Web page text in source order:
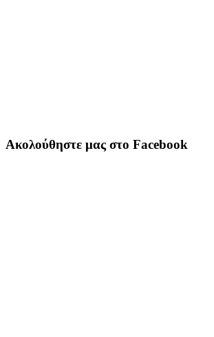
Ακολούθηστε μας στο Facebook